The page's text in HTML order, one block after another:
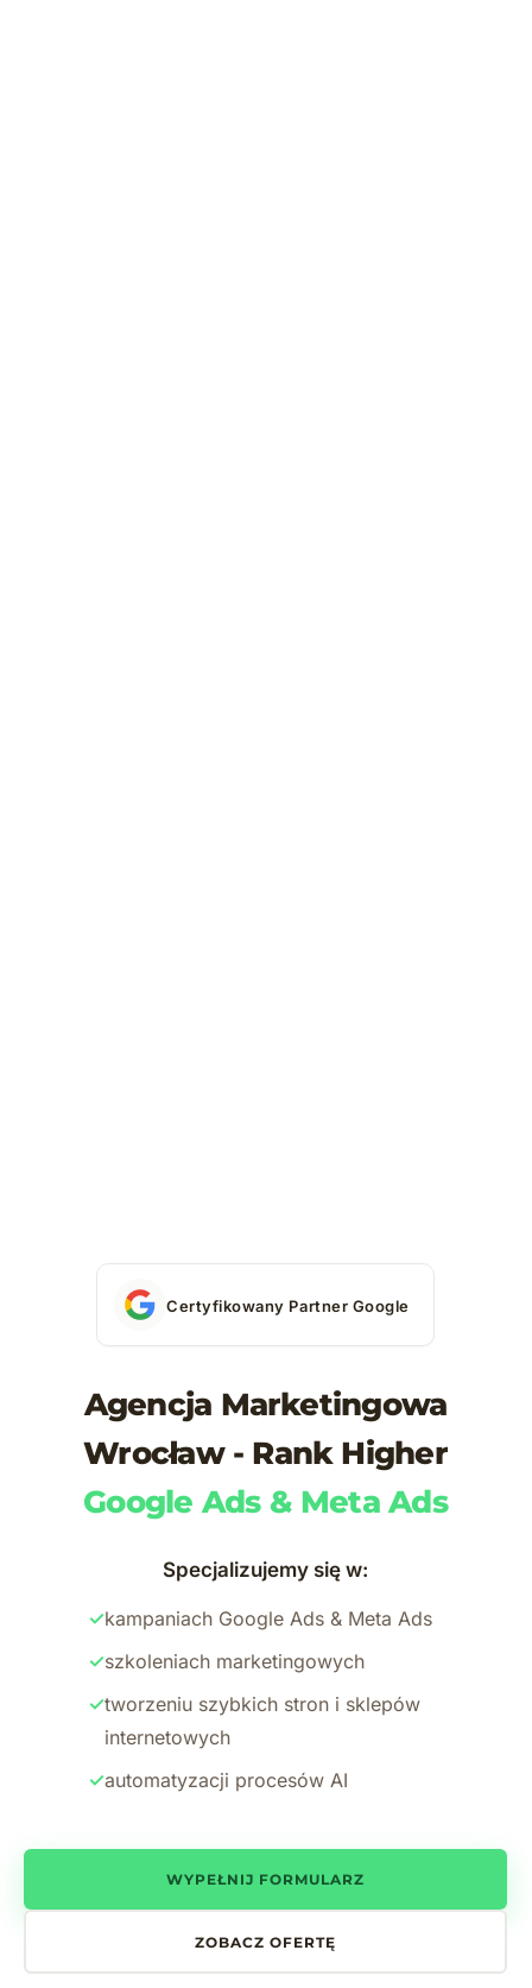
Certyfikowany Partner Google
Agencja Marketingowa
Wrocław - Rank Higher
Google Ads & Meta Ads
Specjalizujemy się w:
✓kampaniach Google Ads & Meta Ads
✓szkoleniach marketingowych
✓tworzeniu szybkich stron i sklepów
internetowych
✓automatyzacji procesów AI
WYPEŁNIJ FORMULARZ
ZOBACZ OFERTĘ